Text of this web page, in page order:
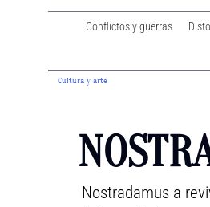
Conflictos y guerras
Cultura y arte
Nostradamus a